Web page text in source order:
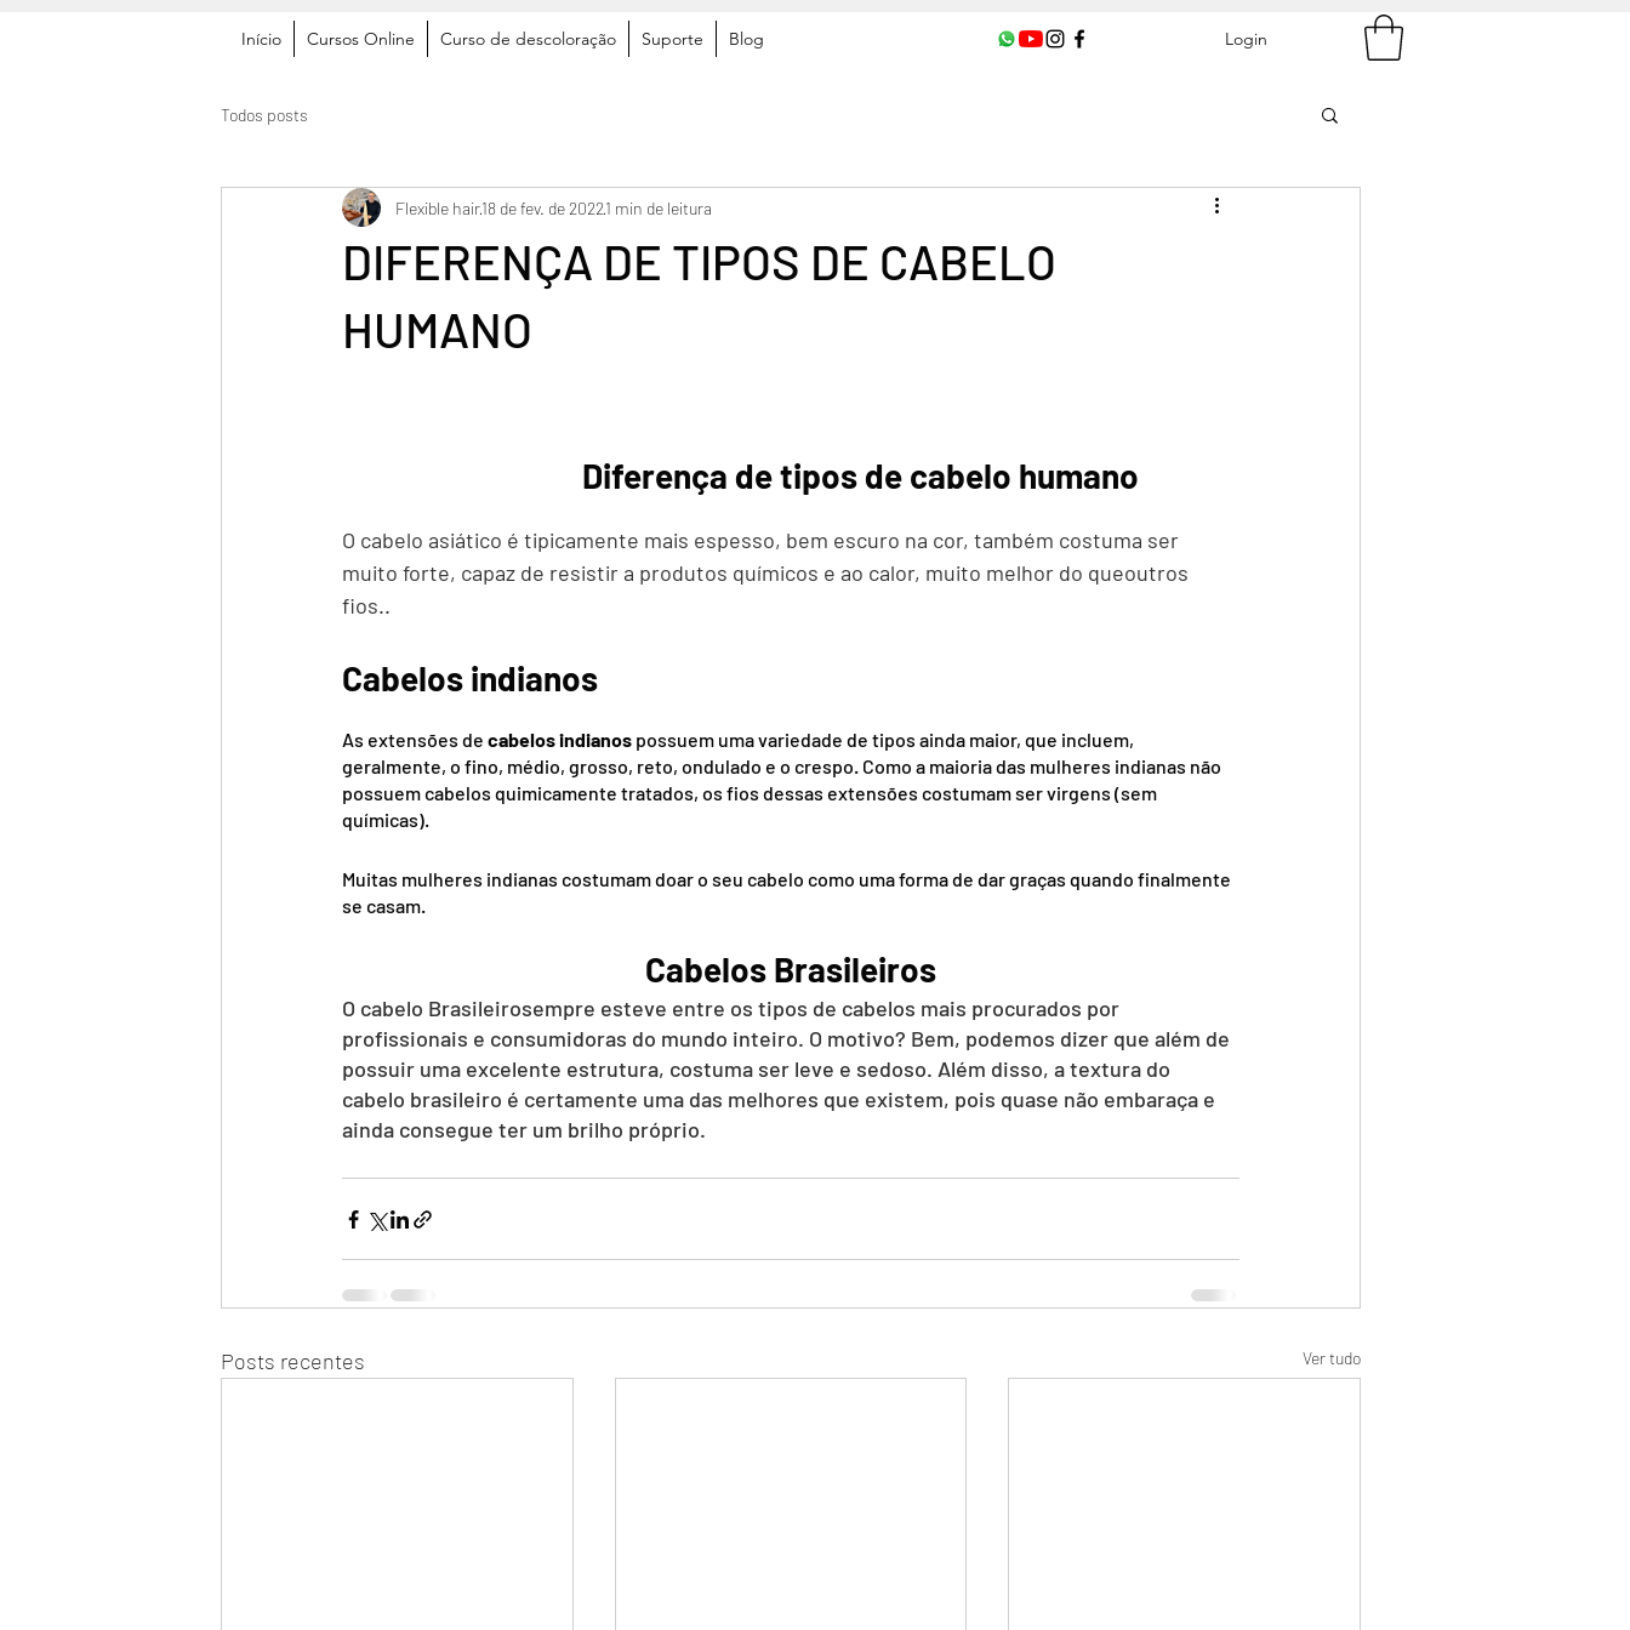
Início Cursos Online Curso de descoloração Suporte Blog Login
Todos posts
DIFERENÇA DE TIPOS DE CABELO
HUMANO
Flexible hair18 de fev. de 20221 min de leitura
Diferença de tipos de cabelo humano
O cabelo asiático é tipicamente mais espesso, bem escuro na cor, também costuma ser
muito forte, capaz de resistir a produtos químicos e ao calor, muito melhor do queoutros
fios..
Cabelos indianos
As extensões de cabelos indianos possuem uma variedade de tipos ainda maior, que incluem,
geralmente, o fino, médio, grosso, reto, ondulado e o crespo. Como a maioria das mulheres indianas não
possuem cabelos quimicamente tratados, os fios dessas extensões costumam ser virgens (sem
químicas).
Muitas mulheres indianas costumam doar o seu cabelo como uma forma de dar graças quando finalmente
se casam.
Cabelos Brasileiros
O cabelo Brasileirosempre esteve entre os tipos de cabelos mais procurados por
profissionais e consumidoras do mundo inteiro. O motivo? Bem, podemos dizer que além de
possuir uma excelente estrutura, costuma ser leve e sedoso. Além disso, a textura do
cabelo brasileiro é certamente uma das melhores que existem, pois quase não embaraça e
ainda consegue ter um brilho próprio.
Posts recentes Ver tudo